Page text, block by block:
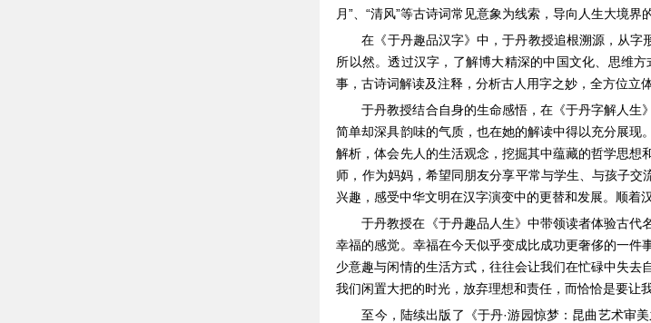
月”、“清风”等古诗词常见意象为线索，导向人生大境界
在《于丹趣品汉字》中，于丹教授追根溯源，从
所以然。透过汉字，了解博大精深的中国文化、思维
事，古诗词解读及注释，分析古人用字之妙，全方位立
于丹教授结合自身的生命感悟，在《于丹字解人生
简单却深具韵味的气质，也在她的解读中得以充分展
解析，体会先人的生活观念，挖掘其中蕴藏的哲学思
师，作为妈妈，希望同朋友分享平常与学生、与孩子交
兴趣，感受中华文明在汉字演变中的更替和发展。顺着
于丹教授在《于丹趣品人生》中带领读者体验古代
幸福的感觉。幸福在今天似乎变成比成功更奢侈的一
少意趣与闲情的生活方式，往往会让我们在忙碌中失
我们闲置大把的时光，放弃理想和责任，而恰恰是要让
至今，陆续出版了《于丹·游园惊梦：昆曲艺术审